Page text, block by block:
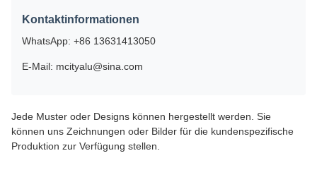
Kontaktinformationen
WhatsApp: +86 13631413050
E-Mail: mcityalu@sina.com
Jede Muster oder Designs können hergestellt werden. Sie
können uns Zeichnungen oder Bilder für die kundenspezifische
Produktion zur Verfügung stellen.